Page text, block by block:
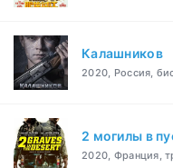
Калашников
2020, Россия,
2 могилы в
2020, Франция,